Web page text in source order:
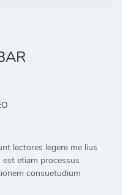
lectores legere me lius
etiam processus
consuetudium